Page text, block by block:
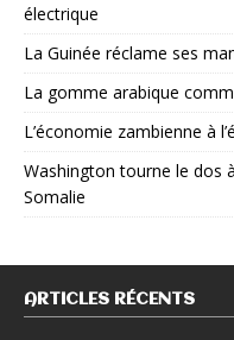
électrique
La Guinée réclame ses
La gomme arabique
L’économie zambienne à
Washington tourne le dos
Somalie
ARTICLES RÉCENTS